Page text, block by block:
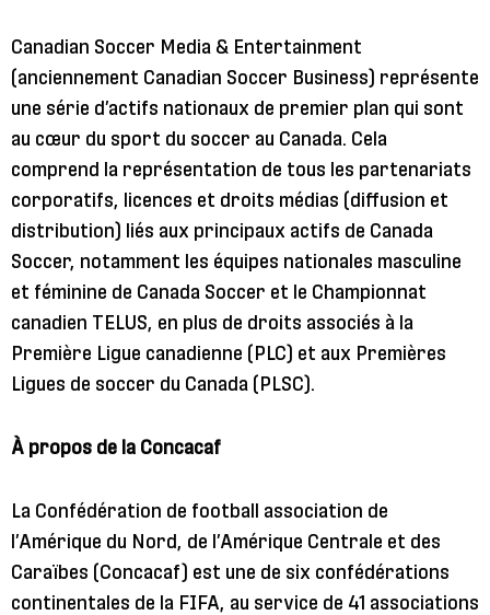
Canadian Soccer Media & Entertainment
(anciennement Canadian Soccer Business) représente
une série d’actifs nationaux de premier plan qui sont
au cœur du sport du soccer au Canada. Cela
comprend la représentation de tous les partenariats
corporatifs, licences et droits médias (diffusion et
distribution) liés aux principaux actifs de Canada
Soccer, notamment les équipes nationales masculine
et féminine de Canada Soccer et le Championnat
canadien TELUS, en plus de droits associés à la
Première Ligue canadienne (PLC) et aux Premières
Ligues de soccer du Canada (PLSC).
À propos de la Concacaf
La Confédération de football association de
l’Amérique du Nord, de l’Amérique Centrale et des
Caraïbes (Concacaf) est une de six confédérations
continentales de la FIFA, au service de 41 associations